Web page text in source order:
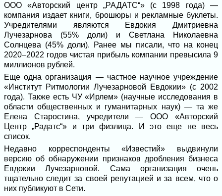
ООО «Авторский центр „РАДАТС“» (с 1998 года) —
компания издает книги, брошюры и рекламные буклеты.
Учредителями являются Евдокия Дмитриевна
Лучезарнова (55% доли) и Светлана Николаевна
Солнцева (45% доли). Ранее мы писали, что на конец
2020–2022 годов чистая прибыль компании превысила 9
миллионов рублей.
Еще одна организация — частное научное учреждение
«Институт Ритмологии Лучезарновой Евдокии» (с 2002
года). Также есть ЧУ «Ирлем» (научные исследования в
области общественных и гуманитарных наук) — та же
Елена Старостина, учредители — ООО «Авторский
Центр „Радатс“» и три физлица. И это еще не весь
список.
Недавно корреспонденты «Известий» выдвинули
версию об обнаружении признаков дробления бизнеса
Евдокии Лучезарновой. Сама организация очень
тщательно следит за своей репутацией и за всем, что о
них публикуют в Сети.